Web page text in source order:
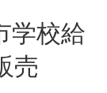
校給
売